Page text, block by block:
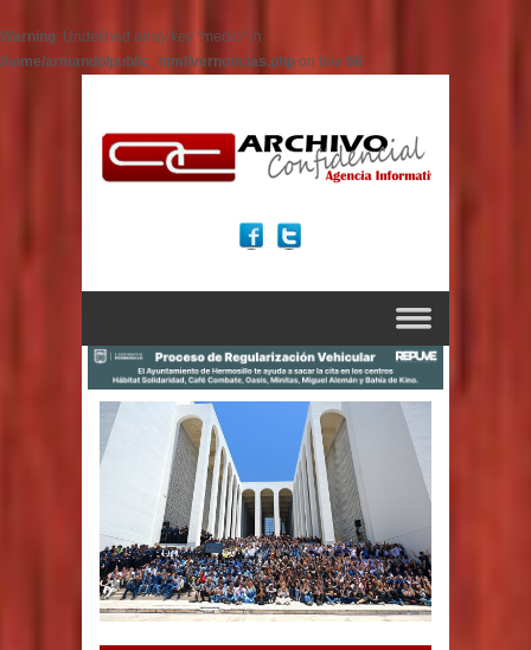
Warning: Undefined array key "medio" in
/home/armando/public_html/vernoticias.php on line 66